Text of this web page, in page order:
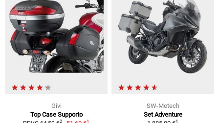
Givi
Top Case Supporto
2 1
SW-Motech
Set Adventure
1